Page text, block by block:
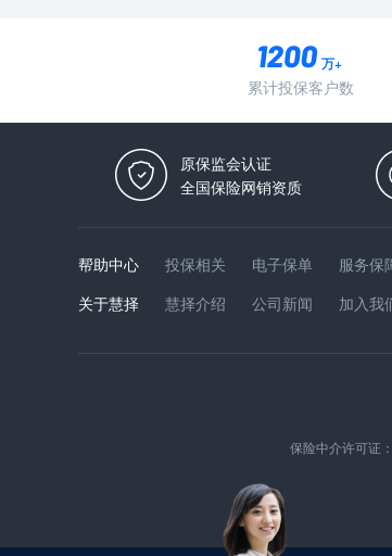
万+
累计投保客户数
原保监会认证
全国保险网销资质
帮助中心 投保相关 电子保单 服务保
关于慧择
慧择介绍 公司新闻 加入我
保险中介许可证：